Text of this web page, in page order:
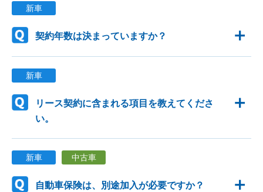
新車
契約年数は決まっていますか？
新車
リース契約に含まれる項目を教えてくださ
い。
新車 中古車
自動車保険は、別途加入が必要ですか？